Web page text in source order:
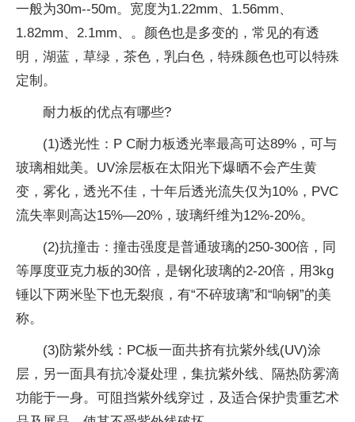
一般为30m--50m。宽度为1.22mm、1.56mm、
1.82mm、2.1mm、。颜色也是多变的，常见的有透
明，湖蓝，草绿，茶色，乳白色，特殊颜色也可以特殊
定制。
耐力板的优点有哪些?
(1)透光性 ：P C耐力板透光率最高可达89%，可与
玻璃相妣美。UV涂层板在太阳光下爆晒不会产生黄
变， 雾化 ，透光不佳，十年后透光流失仅为10%，PVC
流失率则高达15%—20%，玻璃纤维为12%-20%。
(2)抗撞击：撞击强度是普通玻璃的250-300倍，同
等厚度亚克力板的30倍，是钢化玻璃的2-20倍，用3kg
锤以下两米坠下也无裂痕，有“不碎玻璃”和“响钢”的美
称。
(3)防紫外线：PC板一面共挤有抗紫外线(UV)涂
层，另一面具有抗冷凝处理，集抗紫外线、隔热防雾滴
功能于一身。可阻挡紫外线穿过，及适合保护贵重艺术